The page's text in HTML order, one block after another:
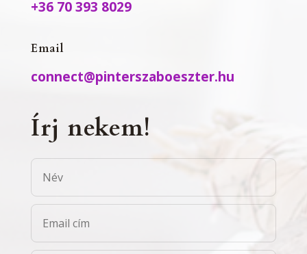
+36 70 393 8029
Email
connect@pinterszaboeszter.hu
Írj nekem!